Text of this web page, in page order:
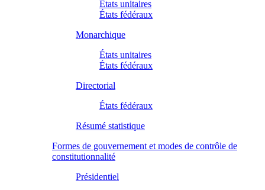
États unitaires
États fédéraux
Monarchique
États unitaires
États fédéraux
Directorial
États fédéraux
Résumé statistique
Formes de gouvernement et modes de contrôle de
constitutionnalité
Présidentiel